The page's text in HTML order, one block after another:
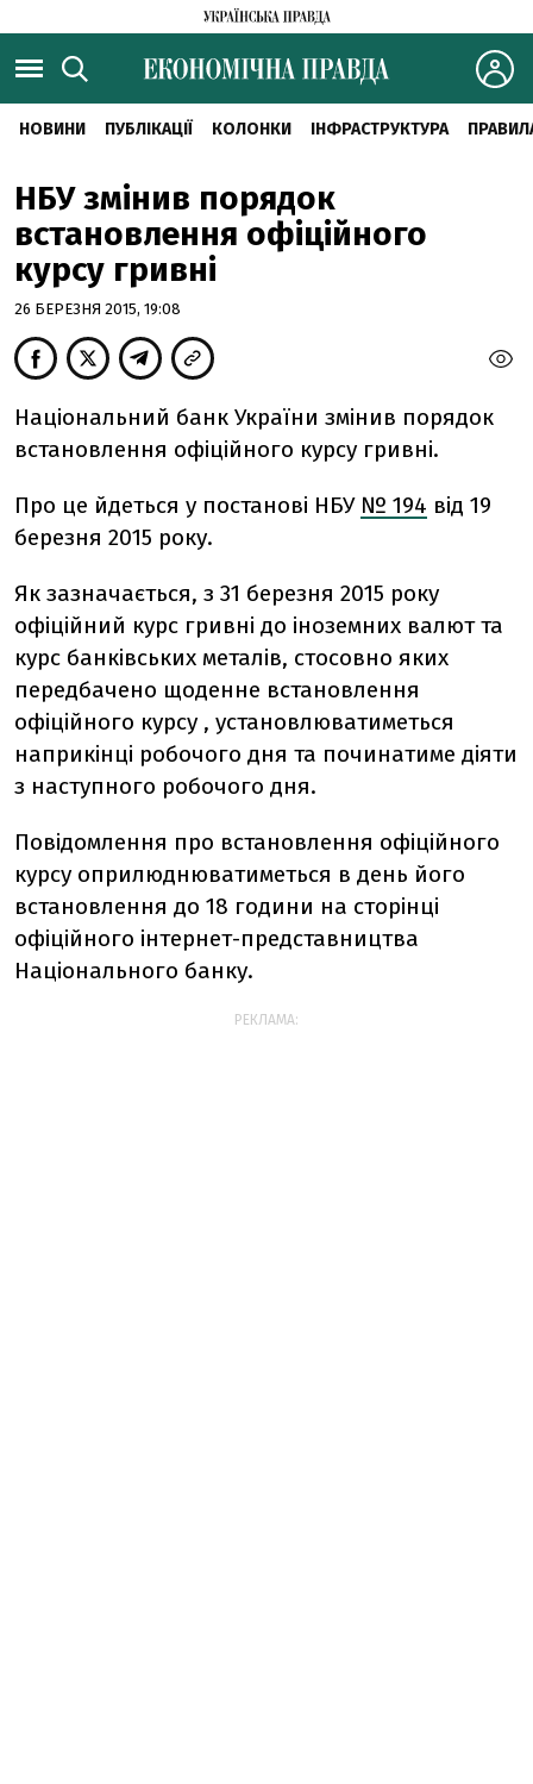
НОВИНИ ПУБЛІКАЦІЇ КОЛОНКИ ІНФРАСТРУКТУРА
НБУ змінив порядок
встановлення офіційного
курсу гривні
26 БЕРЕЗНЯ 2015, 19:08
Національний банк України змінив порядок
встановлення офіційного курсу гривні.
Про це йдеться у постанові НБУ № 194 від 19
березня 2015 року.
Як зазначається, з 31 березня 2015 року
офіційний курс гривні до іноземних валют та
курс банківських металів, стосовно яких
передбачено щоденне встановлення
офіційного курсу , установлюватиметься
наприкінці робочого дня та починатиме діяти
з наступного робочого дня.
Повідомлення про встановлення офіційного
курсу оприлюднюватиметься в день його
встановлення до 18 години на сторінці
офіційного інтернет-представництва
Національного банку.
РЕКЛАМА: